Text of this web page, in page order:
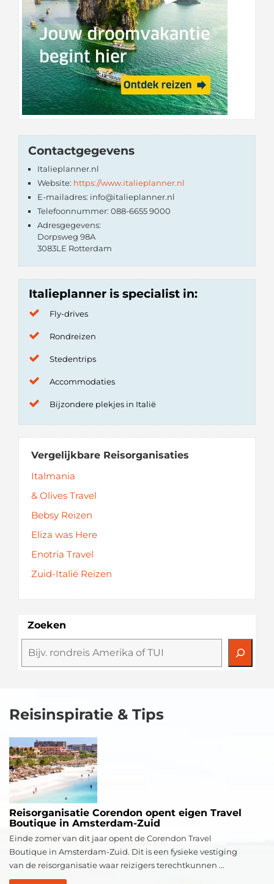
Contactgegevens
Italieplanner.nl
Website: https://www.italieplanner.nl
E-mailadres: info@italieplanner.nl
Telefoonnummer: 088-6655 9000
Adresgegevens:
Dorpsweg 98A
3083LE Rotterdam
Italieplanner is specialist in:
Fly-drives
Rondreizen
Stedentrips
Accommodaties
Bijzondere plekjes in Italië
Vergelijkbare Reisorganisaties
Italmania
& Olives Travel
Bebsy Reizen
Eliza was Here
Enotria Travel
Zuid-Italië Reizen
Zoeken
Reisinspiratie & Tips
Reisorganisatie Corendon opent eigen Travel
Boutique in Amsterdam-Zuid
Einde zomer van dit jaar opent de Corendon Travel
Boutique in Amsterdam-Zuid. Dit is een fysieke vestiging
van de reisorganisatie waar reizigers terechtkunnen ...